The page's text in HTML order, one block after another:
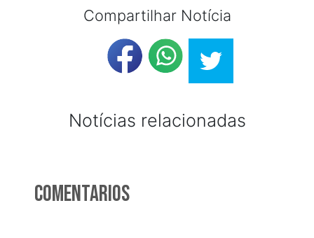
Compartilhar Notícia
Notícias relacionadas
Comentarios